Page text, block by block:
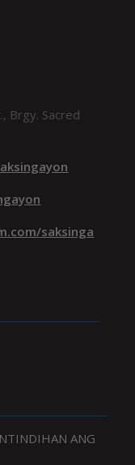
Brgy. Sacred
saksinga
ANG